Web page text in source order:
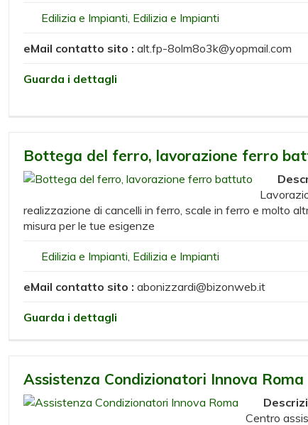
Edilizia e Impianti Edilizia e Impianti
eMail contatto sito : alt.fp-8olm8o3k@yopmail.com
Guarda i dettagli
Bottega del ferro, lavorazione ferro
realizzazione di cancelli in ferro, scale in ferro e molto
misura per le tue esigenze
Edilizia e Impianti Edilizia e Impianti
eMail contatto sito : abonizzardi@bizonweb.it
Guarda i dettagli
Assistenza Condizionatori Innova Roma
Centro